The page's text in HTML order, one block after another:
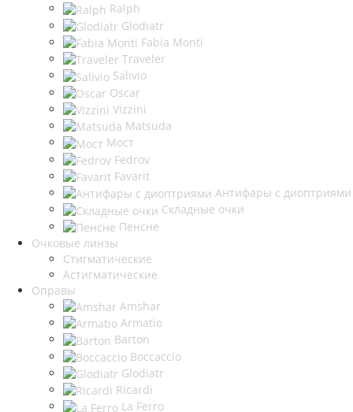
Ralph
Glodiatr
Fabia Monti
Traveler
Salivio
Oscar
Vizzini
Matsuda
Мост
Fedrov
Favarit
Антифары с диоптриями
Складные очки
Пенсне
Очковые линзы
Стигматические
Астигматические
Оправы
Amshar
Armatio
Barton
Boccaccio
Glodiatr
Ricardi
La Ferro